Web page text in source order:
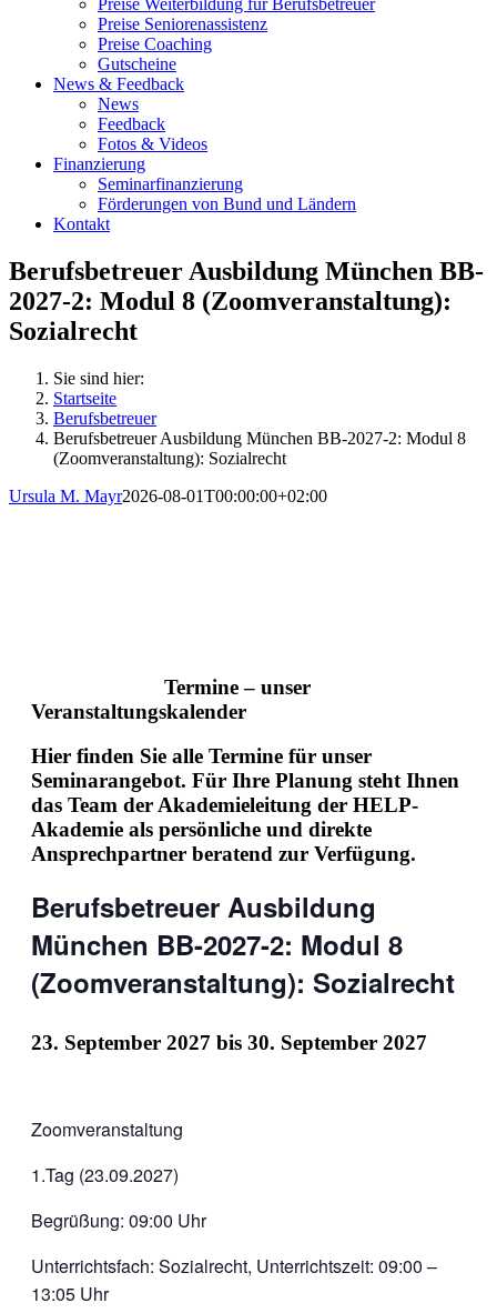
Preise Weiterbildung für Berufsbetreuer
Preise Seniorenassistenz
Preise Coaching
Gutscheine
News & Feedback
News
Feedback
Fotos & Videos
Finanzierung
Seminarfinanzierung
Förderungen von Bund und Ländern
Kontakt
Berufsbetreuer Ausbildung München BB-
2027-2: Modul 8 (Zoomveranstaltung):
Sozialrecht
Sie sind hier:
Startseite
Berufsbetreuer
Berufsbetreuer Ausbildung München BB-2027-2: Modul 8
(Zoomveranstaltung): Sozialrecht
Ursula M. Mayr2026-08-01T00:00:00+02:00
Termine – unser
Veranstaltungskalender
Hier finden Sie alle Termine für unser
Seminarangebot. Für Ihre Planung steht Ihnen
das Team der Akademieleitung der HELP-
Akademie als persönliche und direkte
Ansprechpartner beratend zur Verfügung.
Berufsbetreuer Ausbildung
München BB-2027-2: Modul 8
(Zoomveranstaltung): Sozialrecht
23. September 2027 bis 30. September 2027
Zoomveranstaltung
1.Tag (23.09.2027)
Begrüßung: 09:00 Uhr
Unterrichtsfach: Sozialrecht, Unterrichtszeit: 09:00 –
13:05 Uhr